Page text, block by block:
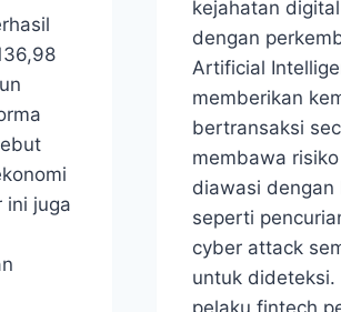
ini juga
kejahatan
dengan
Artificial
memberikan
bertransaksi
membawa
diawasi dengan
seperti
cyber attack
untuk dideteksi.
pelaku fintech